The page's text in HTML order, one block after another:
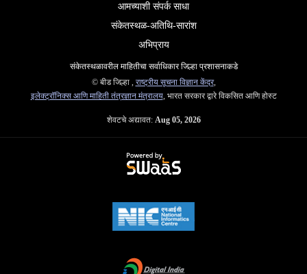
आमच्याशी संपर्क साधा
संकेतस्थळ-अतिथि-सारांश
अभिप्राय
संकेतस्थळावरील माहितीचा सर्वाधिकार जिल्हा प्रशासनाकडे
© बीड जिल्हा , राष्ट्रीय सूचना विज्ञान केंद्र,
इलेक्ट्रॉनिक्स आणि माहिती तंत्रज्ञान मंत्रालय, भारत सरकार द्वारे विकसित आणि होस्ट
शेवटचे अद्यावत: Aug 05, 2026